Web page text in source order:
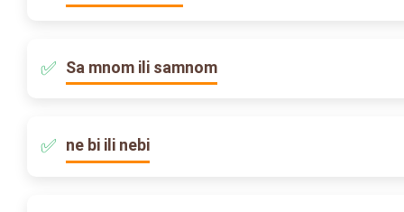
Sa mnom ili samnom
ne bi ili nebi